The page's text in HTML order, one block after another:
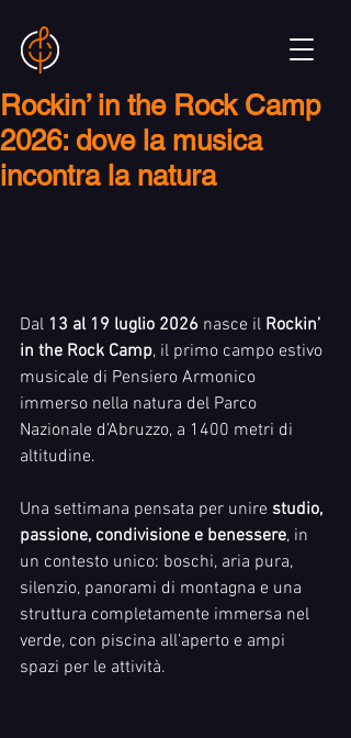
Rockin’ in the Rock Camp
2026: dove la musica
incontra la natura
Dal 13 al 19 luglio 2026 nasce il Rockin’
in the Rock Camp, il primo campo estivo
musicale di Pensiero Armonico
immerso nella natura del Parco
Nazionale d’Abruzzo, a 1400 metri di
altitudine.
Una settimana pensata per unire studio,
passione, condivisione e benessere, in
un contesto unico: boschi, aria pura,
silenzio, panorami di montagna e una
struttura completamente immersa nel
verde, con piscina all’aperto e ampi
spazi per le attività.